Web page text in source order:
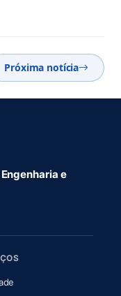
Próxima notícia
e